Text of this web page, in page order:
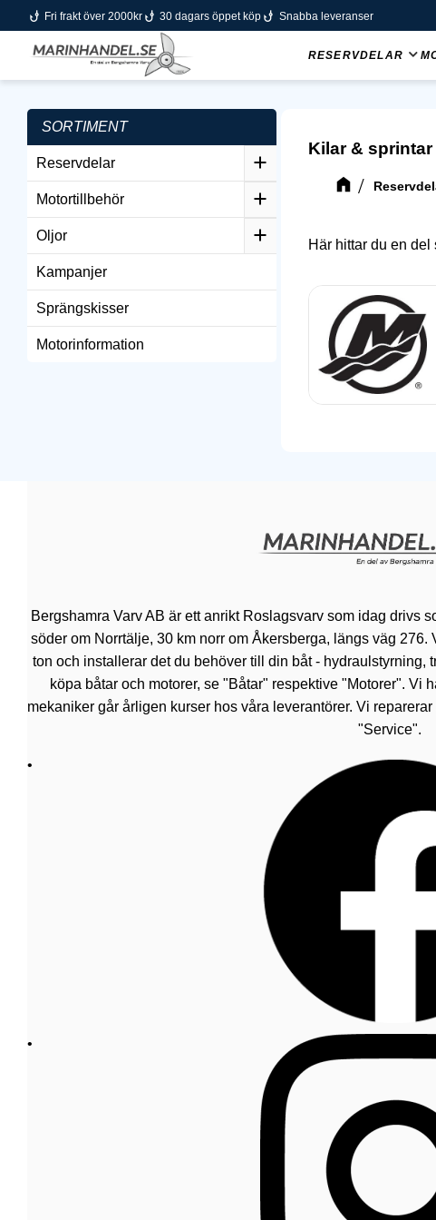
phishing Fri frakt över 2000kr phishing 30 dagars öppet köp phishing Snabba leveranser
RESERVDELAR
Kilar & sprintar
Här hittar du en
SORTIMENT
Reservdelar
Motortillbehör
Oljor
Kampanjer
Sprängskisser
Motorinformation
Bergshamra Varv AB är ett anrikt Roslagsvarv som idag drivs
söder om Norrtälje, 30 km norr om Åkersberga, längs väg
ton och installerar det du behöver till din båt - hydraulstyrning,
köpa båtar och motorer, se "Båtar" respektive "Motorer". Vi
mekaniker går årligen kurser hos våra leverantörer. Vi
"Service".